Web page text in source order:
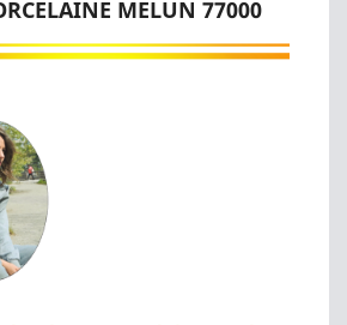
MELUN 77000